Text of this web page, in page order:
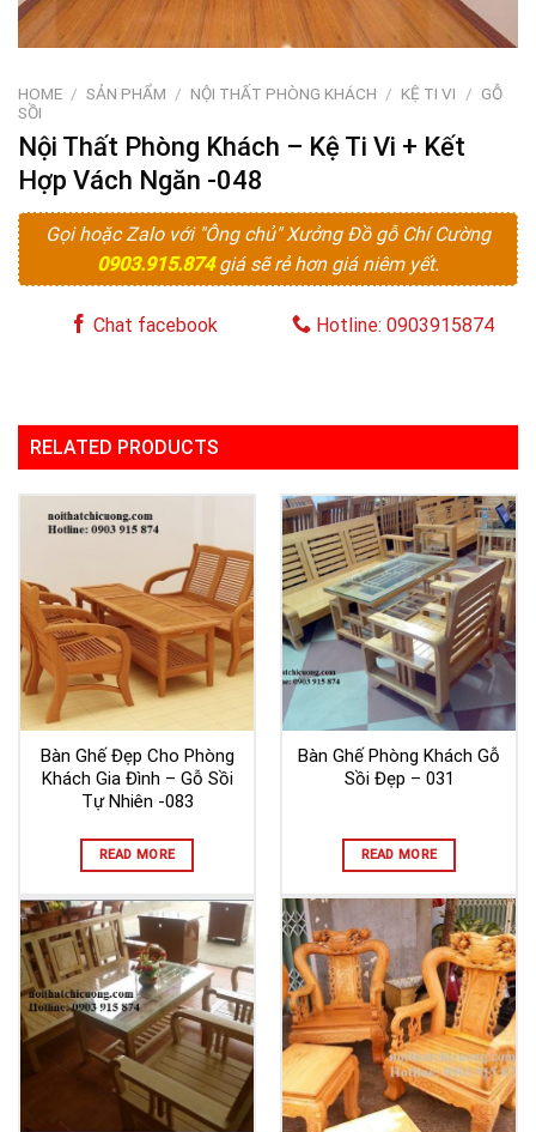
HOME / SẢN PHẨM / NỘI THẤT PHÒNG KHÁCH / KỆ TI VI / GỖ
SỒI
Nội Thất Phòng Khách – Kệ Ti Vi + Kết
Hợp Vách Ngăn -048
Gọi hoặc Zalo với "Ông chủ" Xưởng Đồ gỗ Chí Cường
0903.915.874giá sẽ rẻ hơn giá niêm yết.
Chat facebook Hotline: 0903915874
RELATED PRODUCTS
Bàn Ghế Đẹp Cho Phòng
Khách Gia Đình – Gỗ Sồi
Tự Nhiên -083
READ MORE
Bàn Ghế Phòng Khách Gỗ
Sồi Đẹp – 031
READ MORE